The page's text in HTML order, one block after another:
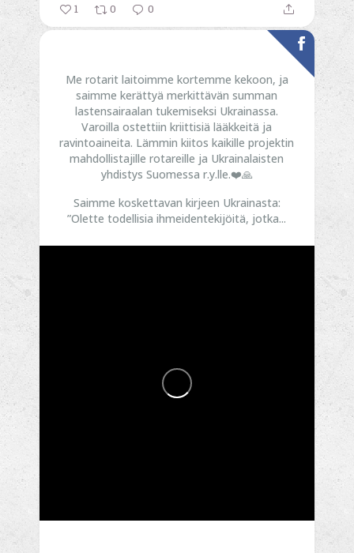
1 0 0
Me rotarit laitoimme kortemme kekoon, ja
saimme kerättyä merkittävän summan
lastensairaalan tukemiseksi Ukrainassa.
Varoilla ostettiin kriittisiä lääkkeitä ja
ravintoaineita. Lämmin kiitos kaikille projektin
mahdollistajille rotareille ja Ukrainalaisten
yhdistys Suomessa r.y.lle.❤️🙏
Saimme koskettavan kirjeen Ukrainasta:
”Olette todellisia ihmeidentekijöitä, jotka...